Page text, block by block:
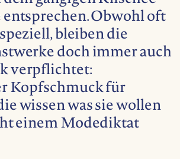
Obwohl oft
bleiben die
doch immer auch
verpflichtet:
Kopfschmuck für
wissen was sie wollen
einem Modediktat